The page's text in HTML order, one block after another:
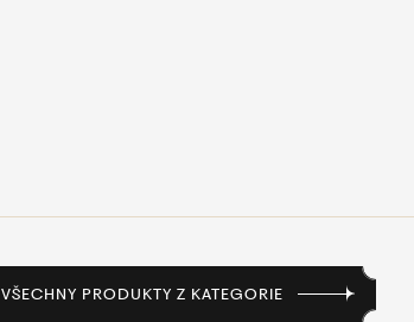
VŠECHNY PRODUKTY Z KATEGORIE